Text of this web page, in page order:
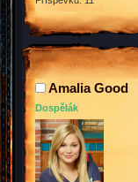
Amalia Good
Dospělák